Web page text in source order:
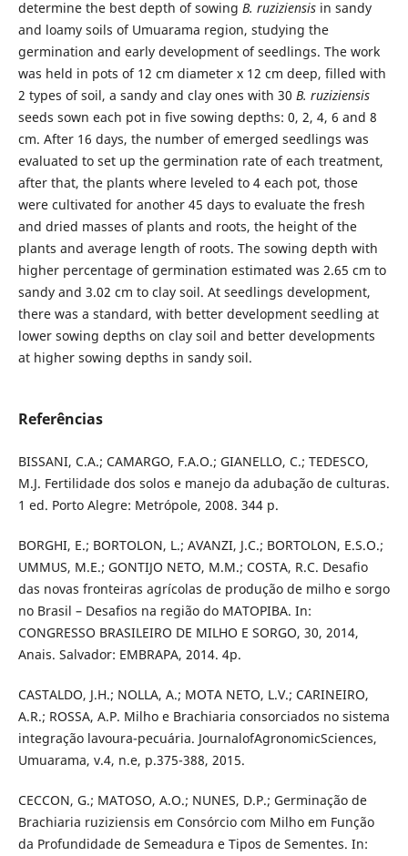
determine the best depth of sowing B. ruziziensisin sandy
and loamy soils of Umuarama region, studying the
germination and early development of seedlings. The work
was held in pots of 12 cm diameter x 12 cm deep, filled with
2 types of soil, a sandy and clay ones with 30 B. ruziziensis
seeds sown each pot in five sowing depths: 0, 2, 4, 6 and 8
cm. After 16 days, the number of emerged seedlings was
evaluated to set up the germination rate of each treatment,
after that, the plants where leveled to 4 each pot, those
were cultivated for another 45 days to evaluate the fresh
and dried masses of plants and roots, the height of the
plants and average length of roots. The sowing depth with
higher percentage of germination estimated was 2.65 cm to
sandy and 3.02 cm to clay soil. At seedlings development,
there was a standard, with better development seedling at
lower sowing depths on clay soil and better developments
at higher sowing depths in sandy soil.
Referências
BISSANI, C.A.; CAMARGO, F.A.O.; GIANELLO, C.; TEDESCO,
M.J. Fertilidade dos solos e manejo da adubação de culturas.
1 ed. Porto Alegre: Metrópole, 2008. 344 p.
BORGHI, E.; BORTOLON, L.; AVANZI, J.C.; BORTOLON, E.S.O.;
UMMUS, M.E.; GONTIJO NETO, M.M.; COSTA, R.C. Desafio
das novas fronteiras agrícolas de produção de milho e sorgo
no Brasil – Desafios na região do MATOPIBA. In:
CONGRESSO BRASILEIRO DE MILHO E SORGO, 30, 2014,
Anais. Salvador: EMBRAPA, 2014. 4p.
CASTALDO, J.H.; NOLLA, A.; MOTA NETO, L.V.; CARINEIRO,
A.R.; ROSSA, A.P. Milho e Brachiaria consorciados no sistema
integração lavoura-pecuária. JournalofAgronomicSciences,
Umuarama, v.4, n.e, p.375-388, 2015.
CECCON, G.; MATOSO, A.O.; NUNES, D.P.; Germinação de
Brachiaria ruziziensis em Consórcio com Milho em Função
da Profundidade de Semeadura e Tipos de Sementes. In: